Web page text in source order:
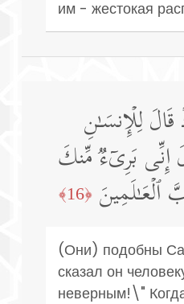
им - жестокая
لِلۡإِنسَـٰنِ
إِنِّی بَرِیۤءࣱ مِّنكَ
ٱلۡعَـٰلَمِینَ ﴿16﴾
(Они) подобны
сказал он
неверным!\"